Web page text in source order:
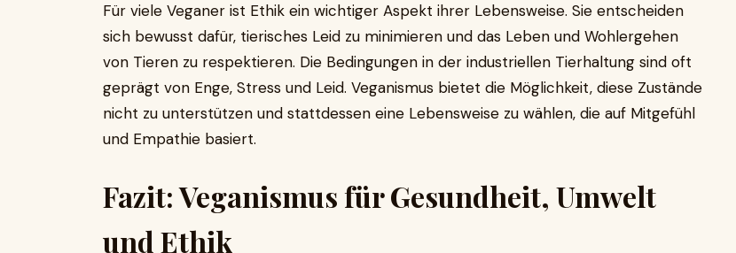
Für viele Veganer ist Ethik ein wichtiger Aspekt ihrer Lebensweise. Sie entscheiden
sich bewusst dafür, tierisches Leid zu minimieren und das Leben und Wohlergehen
von Tieren zu respektieren. Die Bedingungen in der industriellen Tierhaltung sind oft
geprägt von Enge, Stress und Leid. Veganismus bietet die Möglichkeit, diese Zustände
nicht zu unterstützen und stattdessen eine Lebensweise zu wählen, die auf Mitgefühl
und Empathie basiert.
Fazit: Veganismus für Gesundheit, Umwelt
und Ethik